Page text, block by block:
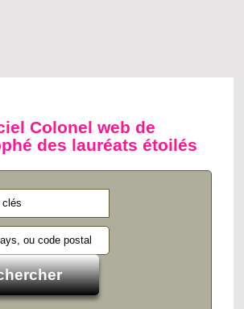
Colonel web de
des lauréats étoilés